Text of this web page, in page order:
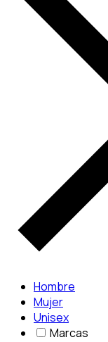
Hombre
Mujer
Unisex
Marcas